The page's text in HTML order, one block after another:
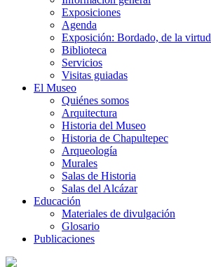
Exposiciones
Agenda
Exposición: Bordado, de la virtud
Biblioteca
Servicios
Visitas guiadas
El Museo
Quiénes somos
Arquitectura
Historia del Museo
Historia de Chapultepec
Arqueología
Murales
Salas de Historia
Salas del Alcázar
Educación
Materiales de divulgación
Glosario
Publicaciones